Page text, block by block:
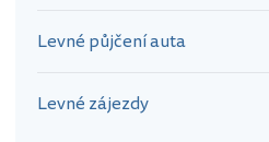
Levné půjčení auta
Levné zájezdy